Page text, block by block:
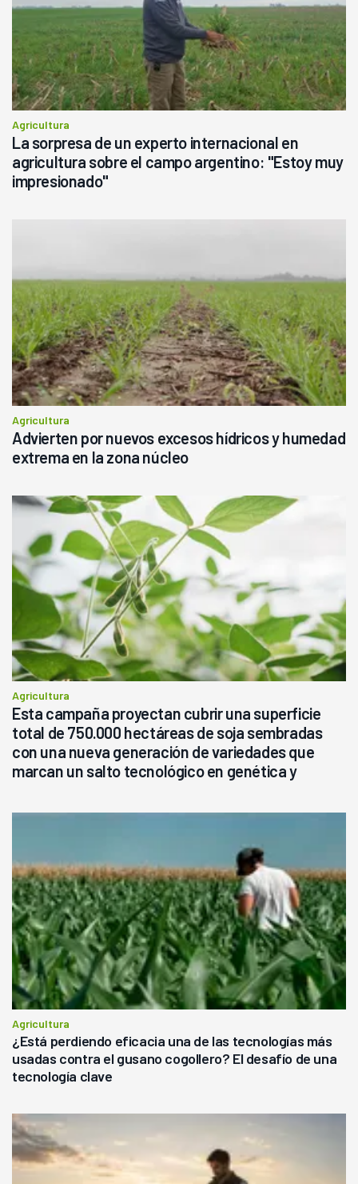
Agricultura
La sorpresa de un experto internacional en
agricultura sobre el campo argentino: "Estoy muy
impresionado"
Agricultura
Advierten por nuevos excesos hídricos y humedad
extrema en la zona núcleo
Agricultura
Esta campaña proyectan cubrir una superficie
total de 750.000 hectáreas de soja sembradas
con una nueva generación de variedades que
marcan un salto tecnológico en genética y
Agricultura
¿Está perdiendo eficacia una de las tecnologías más
usadas contra el gusano cogollero? El desafío de una
tecnología clave